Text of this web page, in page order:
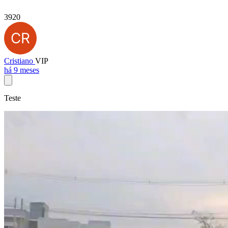
3920
Cristiano VIP
há 9 meses
Teste